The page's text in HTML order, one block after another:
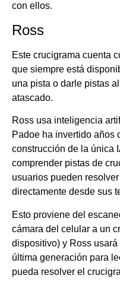
con ellos.
Ross
Este crucigrama cuenta
que siempre está
una pista o darle pistas
atascado.
Ross usa inteligencia
Padoe ha invertido años
construcción de la única
comprender pistas de
usuarios pueden
directamente desde sus
Esto proviene del
cámara del celular a un
dispositivo) y Ross
última generación para
pueda resolver el